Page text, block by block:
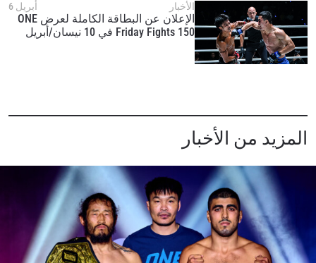
الأخبار أبريل 6
الإعلان عن البطاقة الكاملة لعرض ONE
Friday Fights 150 في 10 نيسان/أبريل
المزيد من الأخبار